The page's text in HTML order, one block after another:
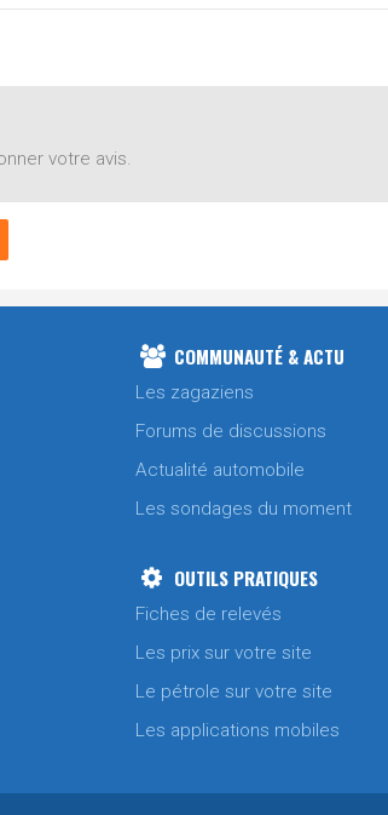
votre avis.
COMMUNAUTÉ & ACTU
Les zagaziens
Forums de discussions
Actualité automobile
Les sondages du moment
OUTILS PRATIQUES
Fiches de relevés
Les prix sur votre site
Le pétrole sur votre site
Les applications mobiles